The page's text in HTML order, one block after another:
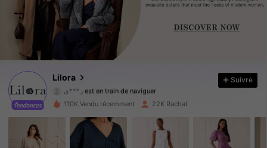
Lilora
4.80 145K Suiveurs
145K Suiveurs
ر***ي est en train de naviguer
4.80
145K Suiveurs
4.80 145K Suiveurs
Suivre
110K Vendu récemment 22K Rachat